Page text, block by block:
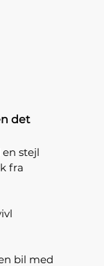
det
stejl
fra
bil med